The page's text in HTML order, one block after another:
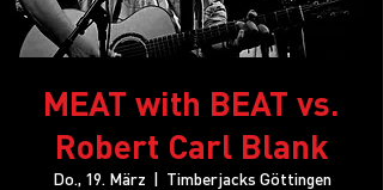
MEAT with BEAT vs.
Robert Carl Blank
Do., 19. März
  |
Timberjacks Göttingen